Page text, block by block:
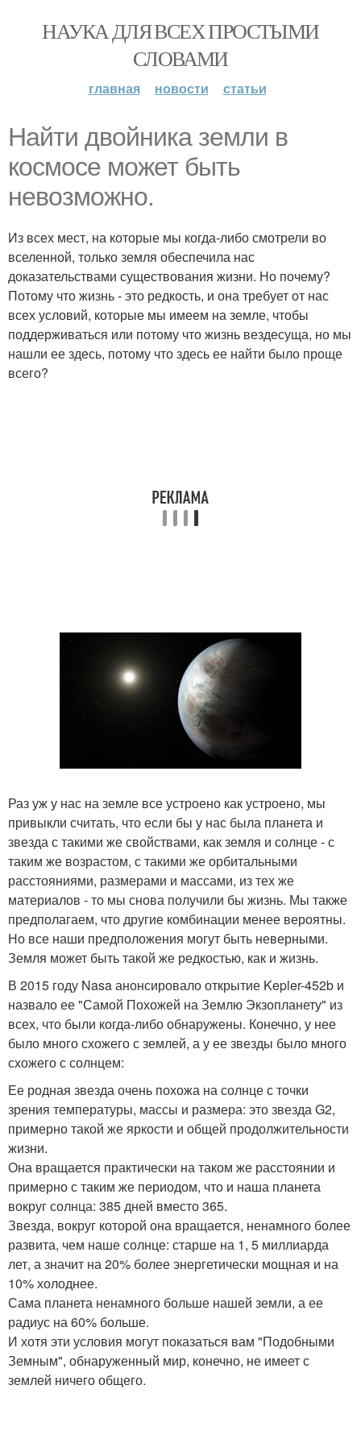
НАУКА ДЛЯ ВСЕХ ПРОСТЫМИ
СЛОВАМИ
главная новости статьи
Найти двойника земли в
космосе может быть
невозможно.
Из всех мест, на которые мы когда-либо смотрели во
вселенной, только земля обеспечила нас
доказательствами существования жизни. Но почему?
Потому что жизнь - это редкость, и она требует от нас
всех условий, которые мы имеем на земле, чтобы
поддерживаться или потому что жизнь вездесуща, но мы
нашли ее здесь, потому что здесь ее найти было проще
всего?
Раз уж у нас на земле все устроено как устроено, мы
привыкли считать, что если бы у нас была планета и
звезда с такими же свойствами, как земля и солнце - с
таким же возрастом, с такими же орбитальными
расстояниями, размерами и массами, из тех же
материалов - то мы снова получили бы жизнь. Мы также
предполагаем, что другие комбинации менее вероятны.
Но все наши предположения могут быть неверными.
Земля может быть такой же редкостью, как и жизнь.
В 2015 году Nasa анонсировало открытие Kepler-452b и
назвало ее "Самой Похожей на Землю Экзопланету" из
всех, что были когда-либо обнаружены. Конечно, у нее
было много схожего с землей, а у ее звезды было много
схожего с солнцем:
Ее родная звезда очень похожа на солнце с точки
зрения температуры, массы и размера: это звезда G2,
примерно такой же яркости и общей продолжительности
жизни.
Она вращается практически на таком же расстоянии и
примерно с таким же периодом, что и наша планета
вокруг солнца: 385 дней вместо 365.
Звезда, вокруг которой она вращается, ненамного более
развита, чем наше солнце: старше на 1, 5 миллиарда
лет, а значит на 20% более энергетически мощная и на
10% холоднее.
Сама планета ненамного больше нашей земли, а ее
радиус на 60% больше.
И хотя эти условия могут показаться вам "Подобными
Земным", обнаруженный мир, конечно, не имеет с
землей ничего общего.